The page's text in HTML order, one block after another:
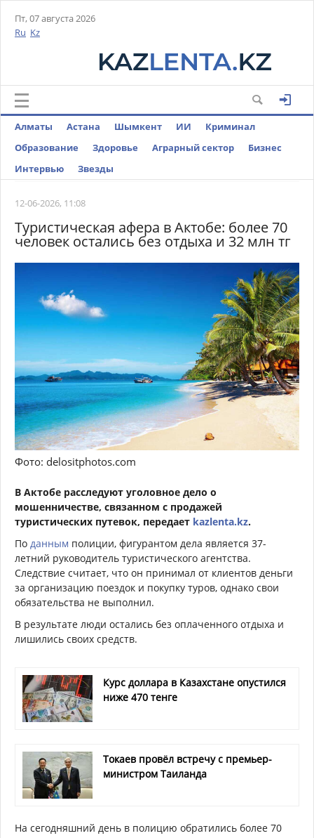
Пт, 07 августа 2026
Ru Kz
Алматы Астана Шымкент ИИ
Криминал
Образование
Здоровье Аграрный сектор
Бизнес
Интервью
Звезды
12-06-2026, 11:08
Туристическая афера в Актобе: более 70
человек остались без отдыха и 32 млн тг
Фото: delositphotos.com
В Актобе расследуют уголовное дело о
мошенничестве, связанном с продажей
туристических путевок, передает kazlenta.kz.
По данным полиции, фигурантом дела является 37-
летний руководитель туристического агентства.
Следствие считает, что он принимал от клиентов деньги
за организацию поездок и покупку туров, однако свои
обязательства не выполнил.
В результате люди остались без оплаченного отдыха и
лишились своих средств.
Курс доллара в Казахстане опустился
ниже 470 тенге
Токаев провёл встречу с премьер-
министром Таиланда
На сегодняшний день в полицию обратились более 70